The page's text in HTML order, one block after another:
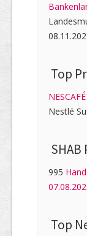
Top
Nestlé
995
Top